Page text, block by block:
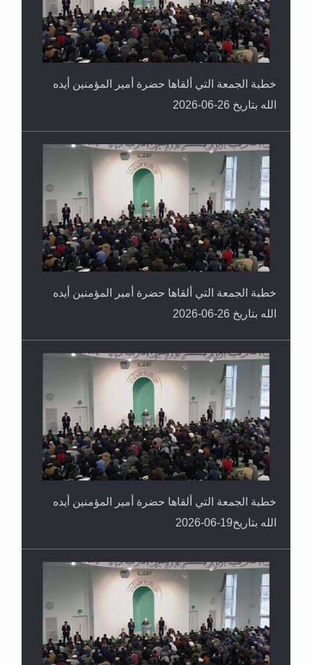
خطبة الجمعة التي ألقاها حضرة أمير المؤمنين أيده
الله بتاريخ 26-06-2026
خطبة الجمعة التي ألقاها حضرة أمير المؤمنين أيده
الله بتاريخ 26-06-2026
خطبة الجمعة التي ألقاها حضرة أمير المؤمنين أيده
الله بتاريخ19-06-2026